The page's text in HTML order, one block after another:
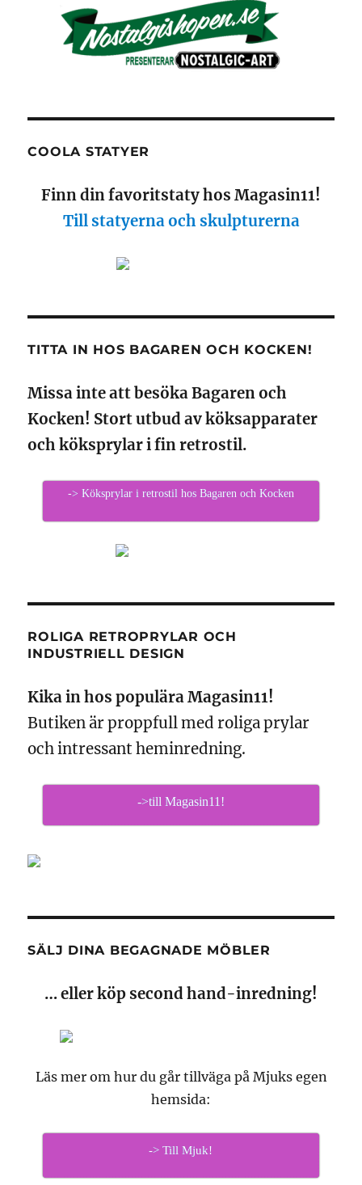
COOLA STATYER
Finn din favoritstaty hos Magasin11!
Till statyerna och skulpturerna
TITTA IN HOS BAGAREN OCH KOCKEN!
Missa inte att besöka Bagaren och
Kocken! Stort utbud av köksapparater
och köksprylar i fin retrostil.
-> Köksprylar i retrostil hos Bagaren och Kocken
ROLIGA RETROPRYLAR OCH
INDUSTRIELL DESIGN
Kika in hos populära Magasin11!
Butiken är proppfull med roliga prylar
och intressant heminredning.
->till Magasin11!
SÄLJ DINA BEGAGNADE MÖBLER
… eller köp second hand-inredning!
Läs mer om hur du går tillväga på Mjuks egen
hemsida:
-> Till Mjuk!